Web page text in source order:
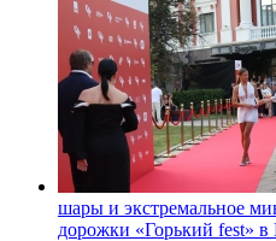
шары и экстремальное
дорожки «Горький fest»